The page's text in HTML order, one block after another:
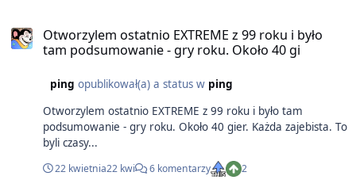
Otworzylem ostatnio EXTREME z 99 roku i było
tam podsumowanie - gry roku. Około 40 gi
ping opublikował(a) a status w ping
Otworzylem ostatnio EXTREME z 99 roku i było tam
podsumowanie - gry roku. Około 40 gier. Każda zajebista. To
byli czasy...
22 kwietnia22 kwi 6 komentarzy 2